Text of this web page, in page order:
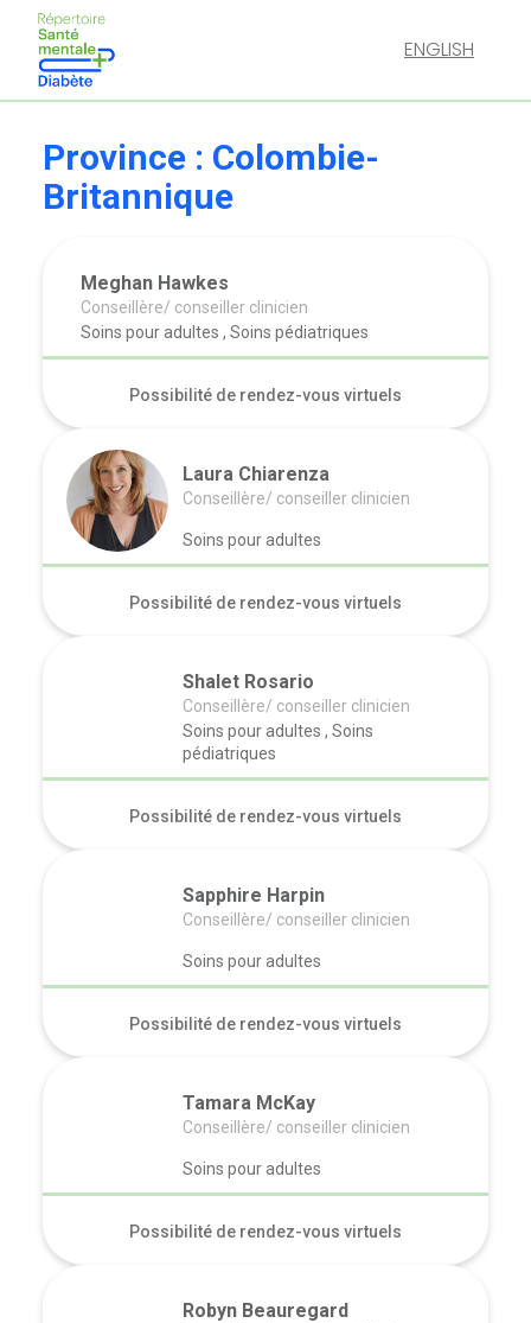
ENGLISH
Province : Colombie-
Britannique
Meghan Hawkes
Conseillère/ conseiller clinicien
Soins pour adultes , Soins pédiatriques
Possibilité de rendez-vous virtuels
Laura Chiarenza
Conseillère/ conseiller clinicien
Soins pour adultes
Possibilité de rendez-vous virtuels
Shalet Rosario
Conseillère/ conseiller clinicien
Soins pour adultes , Soins
pédiatriques
Possibilité de rendez-vous virtuels
Sapphire Harpin
Conseillère/ conseiller clinicien
Soins pour adultes
Possibilité de rendez-vous virtuels
Tamara McKay
Conseillère/ conseiller clinicien
Soins pour adultes
Possibilité de rendez-vous virtuels
Robyn Beauregard